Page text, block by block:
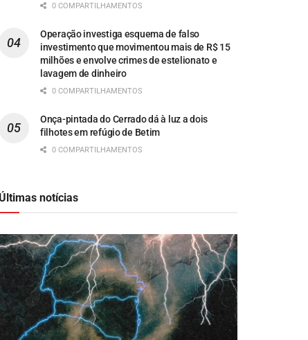
0 COMPARTILHAMENTOS
Operação investiga esquema de falso
investimento que movimentou mais de R$ 15
milhões e envolve crimes de estelionato e
lavagem de dinheiro
0 COMPARTILHAMENTOS
Onça-pintada do Cerrado dá à luz a dois
filhotes em refúgio de Betim
0 COMPARTILHAMENTOS
Últimas notícias